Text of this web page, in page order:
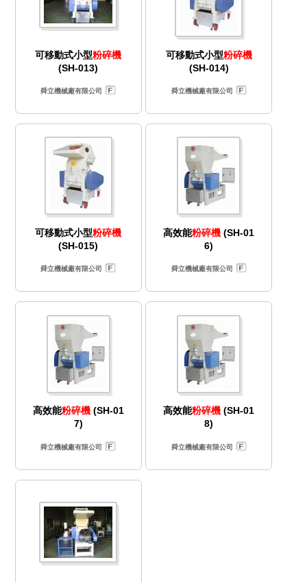
可移動式小型粉碎機
(SH-013)
舜立機械廠有限公司
可移動式小型粉碎機
(SH-014)
舜立機械廠有限公司
可移動式小型粉碎機
(SH-015)
舜立機械廠有限公司
高效能粉碎機 (SH-01
6)
舜立機械廠有限公司
高效能粉碎機(SH-01
7)
舜立機械廠有限公司
高效能粉碎機 (SH-01
8)
舜立機械廠有限公司